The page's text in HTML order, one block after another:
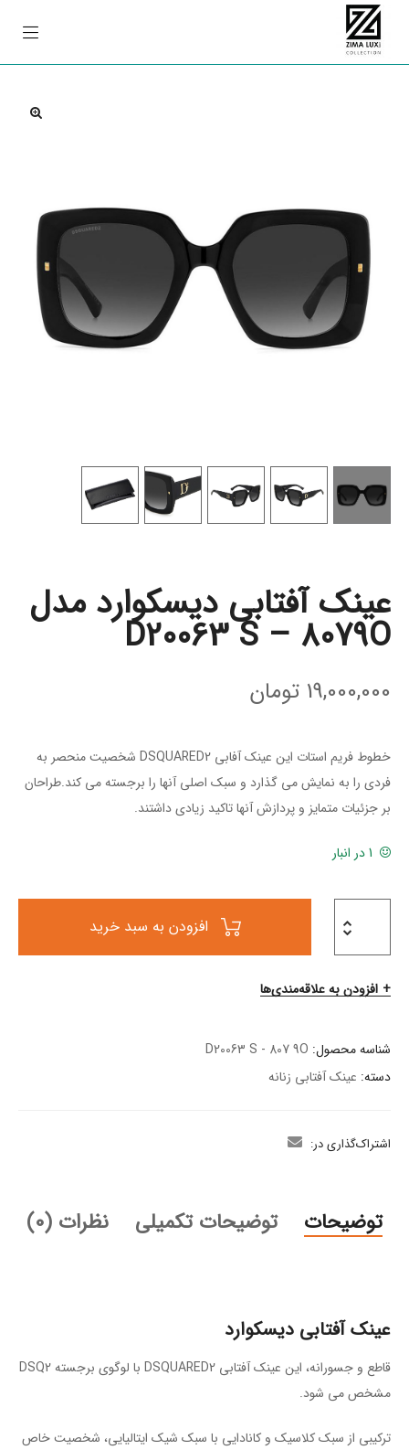
عینک آفتابی دیسکوارد مدل
D20063 S – 8079O
19,000,000 تومان
خطوط فریم استات این عینک آفابی DSQUARED2 شخصیت منحصر به
فردی را به نمایش می گذارد و سبک اصلی آنها را برجسته می کند.طراحان
بر جزئیات متمایز و پردازش آنها تاکید زیادی داشتند.
1 در انبار
افزودن به سبد خرید
افزودن به علاقه‌مندی‌ها
شناسه محصول: D20063 S - 807 9O
دسته: عینک آفتابی زنانه
اشتراک‌گذاری در:
توضیحات توضیحات تکمیلی نظرات (0)
عینک آفتابی دیسکوارد
قاطع و جسورانه، این عینک آفتابی DSQUARED2 با لوگوی برجسته DSQ2
مشخص می شود.
ترکیبی از سبک کلاسیک و کانادایی با سبک شیک ایتالیایی، شخصیت خاص